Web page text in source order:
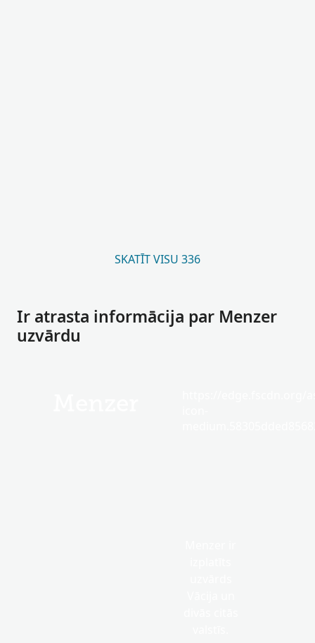
SKATĪT VISU 336
Ir atrasta informācija par Menzer
uzvārdu